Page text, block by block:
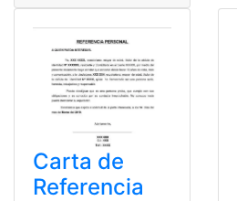
Carta de
Referencia